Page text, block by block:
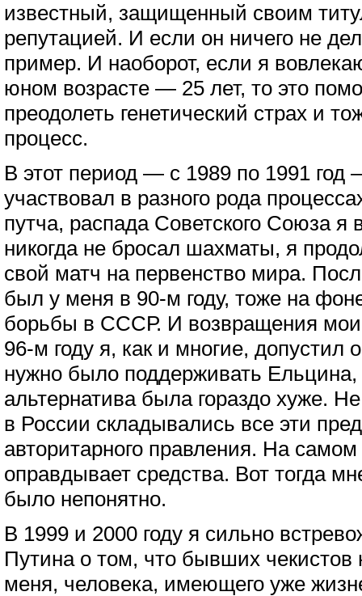
известный, защищенный своим
репутацией. И если он ничего не
пример. И наоборот, если я
юном возрасте — 25 лет, то это
преодолеть генетический страх и
процесс.
В этот период — с 1989 по 1991 год
участвовал в разного рода
путча, распада Советского Союза
никогда не бросал шахматы, я
свой матч на первенство мира.
был у меня в 90-м году, тоже на
борьбы в СССР. И возвращения
96-м году я, как и многие, допустил
нужно было поддерживать Ельцина,
альтернатива была гораздо хуже.
в России складывались все эти
авторитарного правления. На
оправдывает средства. Вот тогда
было непонятно.
В 1999 и 2000 году я сильно
Путина о том, что бывших чекистов
меня, человека, имеющего уже